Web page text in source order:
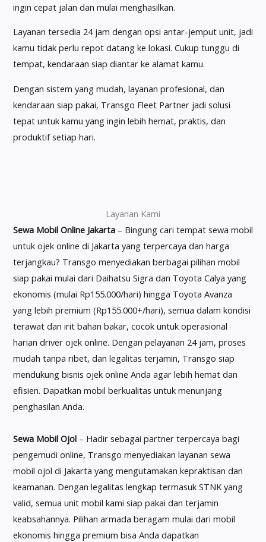
ingin cepat jalan dan mulai menghasilkan.
Layanan tersedia 24 jam dengan opsi antar-jemput unit, jadi
kamu tidak perlu repot datang ke lokasi. Cukup tunggu di
tempat, kendaraan siap diantar ke alamat kamu.
Dengan sistem yang mudah, layanan profesional, dan
kendaraan siap pakai, Transgo Fleet Partner jadi solusi
tepat untuk kamu yang ingin lebih hemat, praktis, dan
produktif setiap hari.
Layanan Kami
Sewa Mobil Online Jakarta– Bingung cari tempat sewa mobil
untuk ojek online di Jakarta yang terpercaya dan harga
terjangkau? Transgo menyediakan berbagai pilihan mobil
siap pakai mulai dari Daihatsu Sigra dan Toyota Calya yang
ekonomis (mulai Rp155.000/hari) hingga Toyota Avanza
yang lebih premium (Rp155.000+/hari), semua dalam kondisi
terawat dan irit bahan bakar, cocok untuk operasional
harian driver ojek online. Dengan pelayanan 24 jam, proses
mudah tanpa ribet, dan legalitas terjamin, Transgo siap
mendukung bisnis ojek online Anda agar lebih hemat dan
efisien. Dapatkan mobil berkualitas untuk menunjang
penghasilan Anda.
Sewa Mobil Ojol– Hadir sebagai partner terpercaya bagi
pengemudi online, Transgo menyediakan layanan sewa
mobil ojol di Jakarta yang mengutamakan kepraktisan dan
keamanan. Dengan legalitas lengkap termasuk STNK yang
valid, semua unit mobil kami siap pakai dan terjamin
keabsahannya. Pilihan armada beragam mulai dari mobil
ekonomis hingga premium bisa Anda dapatkan